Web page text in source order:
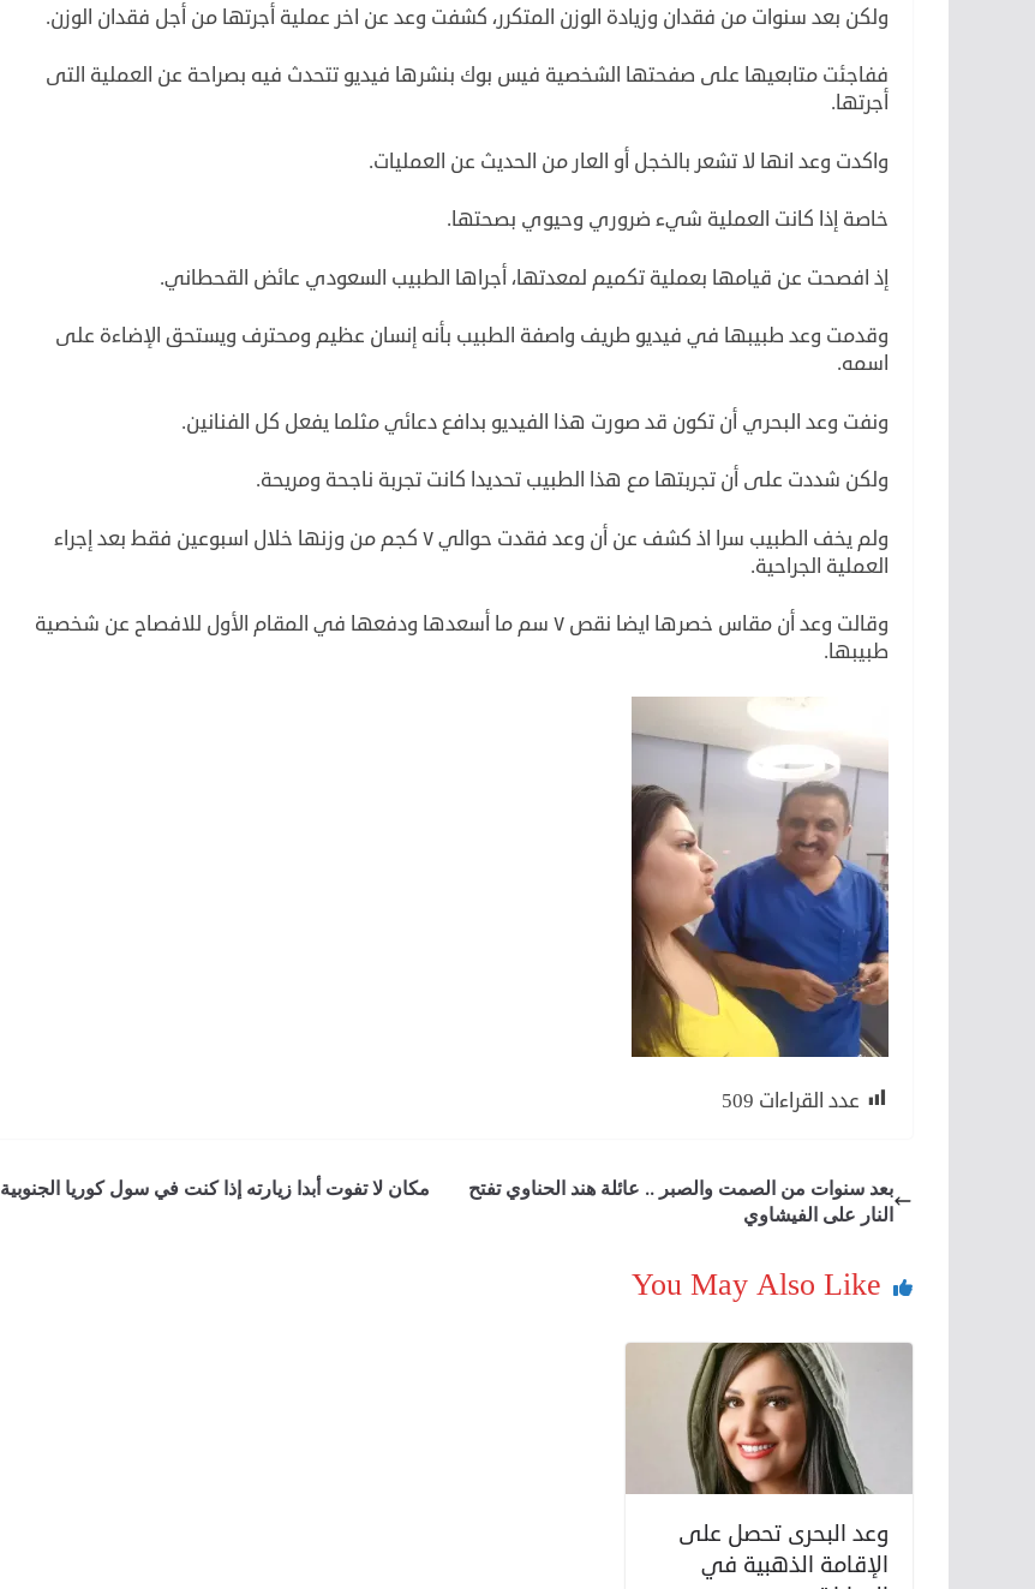
ولكن بعد سنوات من فقدان وزيادة الوزن المتكرر، كشفت وعد عن اخر عملية أجرتها من أجل فقدان الوزن.
ففاجئت متابعيها على صفحتها الشخصية فيس بوك بنشرها فيديو تتحدث فيه بصراحة عن العملية التى
أجرتها.
واكدت وعد انها لا تشعر بالخجل أو العار من الحديث عن العمليات.
خاصة إذا كانت العملية شيء ضروري وحيوي بصحتها.
إذ افصحت عن قيامها بعملية تكميم لمعدتها، أجراها الطبيب السعودي عائض القحطاني.
وقدمت وعد طبيبها في فيديو طريف واصفة الطبيب بأنه إنسان عظيم ومحترف ويستحق الإضاءة على
اسمه.
ونفت وعد البحري أن تكون قد صورت هذا الفيديو بدافع دعائي مثلما يفعل كل الفنانين.
ولكن شددت على أن تجربتها مع هذا الطبيب تحديدا كانت تجربة ناجحة ومريحة.
ولم يخف الطبيب سرا اذ كشف عن أن وعد فقدت حوالي ٧ كجم من وزنها خلال اسبوعين فقط بعد إجراء
العملية الجراحية.
وقالت وعد أن مقاس خصرها ايضا نقص ٧ سم ما أسعدها ودفعها في المقام الأول للافصاح عن شخصية
طبيبها.
عدد القراءات 509
بعد سنوات من الصمت والصبر .. عائلة هند الحناوي تفتح
النار على الفيشاوي
مكان لا تفوت أبدا زيارته إذا كنت في سول كوريا الجنوبية
You May Also Like
وعد البحرى تحصل على
الإقامة الذهبية في